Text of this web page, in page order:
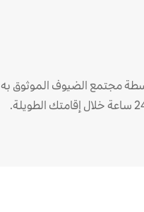
مجتمع الضيوف الموثوق به